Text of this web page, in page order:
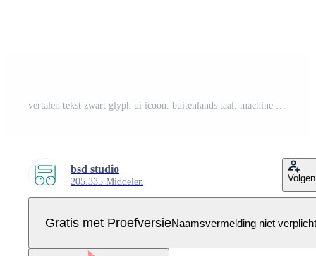
vertalen tekst zwart glyph ui icoon. buitenlands taal. machine vertaling. gebruiker koppel ontwerp. silhouet symbool Aan wit ruimte. solide pictogram voor web, mobiel. geïsoleerd vector illustratie Pro Vector
bsd studio
205.335 Middelen Volgen
Gratis met ProefversieNaamsvermelding niet verplicht